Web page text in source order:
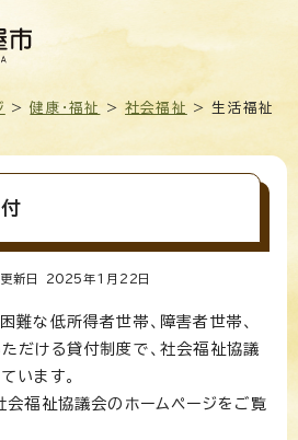
>健康・福祉 >社会福祉
> 生活福祉
新日 2025年1月 22 日
難な低所得者世帯、障害者世帯、
だける貸付制度で、社会福祉協議
います。
会福祉協議会のホームページをご覧